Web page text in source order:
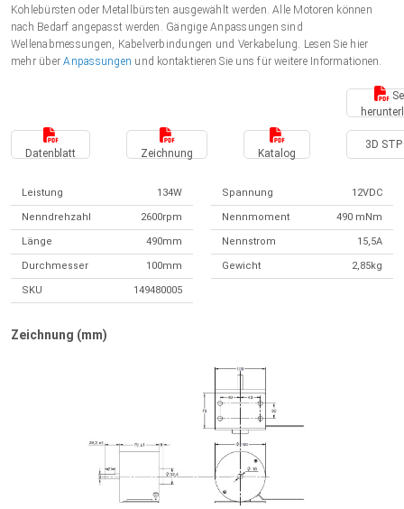
Suomi (EUR)
Svenska (SEK)
Kohlebürsten oder Metallbürsten ausgewählt werden. Alle Motoren können
nach Bedarf angepasst werden. Gängige Anpassungen sind
Wellenabmessungen, Kabelverbindungen und Verkabelung. Lesen Sie hier
mehr überAnpassungen und kontaktieren Sie uns für weitere Informationen.
Datenblatt Zeichnung Katalog
3D STP
Leistung 134W Spannung 12VDC
Nenndrehzahl 2600rpm Nennmoment 490 mNm
Länge 490mm Nennstrom 15,5A
Durchmesser 100mm Gewicht 2,85kg
SKU 149480005
Zeichnung (mm)